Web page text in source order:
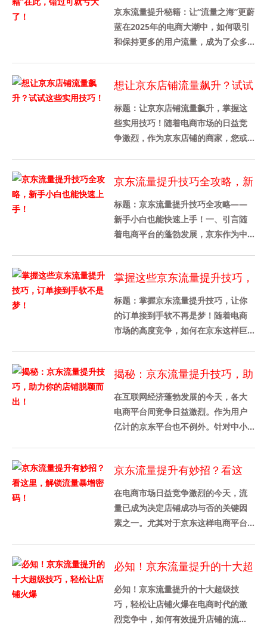
错过可就亏大了！
京东流量提升秘籍：让“流量之海”更蔚
蓝在2025年的电商大潮中，如何吸引
和保持更多的用户流量，成为了众多
想让京东店铺流量飙升？试试
这些实用技巧！
标题：让京东店铺流量飙升，掌握这
些实用技巧！随着电商市场的日益竞
争激烈，作为京东店铺的商家，您或
分......
京东流量提升技巧全攻略，新
手小白也能快速上手！
标题：京东流量提升技巧全攻略——
新手小白也能快速上手！一、引言随
着电商平台的蓬勃发展，京东作为中
商......
掌握这些京东流量提升技巧，
订单接到手软不是梦！
标题：掌握京东流量提升技巧，让你
的订单接到手软不再是梦！随着电商
市场的高度竞争，如何在京东这样巨
战......
揭秘：京东流量提升技巧，助
力你的店铺脱颖而出！
在互联网经济蓬勃发展的今天，各大
电商平台间竞争日益激烈。作为用户
亿计的京东平台也不例外。针对中小
流......
京东流量提升有妙招？看这
里，解锁流量暴增密码！
在电商市场日益竞争激烈的今天，流
量已成为决定店铺成功与否的关键因
素之一。尤其对于京东这样电商平台
东......
必知！京东流量提升的十大超
级技巧，轻松让店铺火爆
必知！京东流量提升的十大超级技
巧，轻松让店铺火爆在电商时代的激
烈竞争中，如何有效提升店铺的流